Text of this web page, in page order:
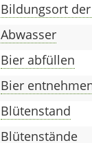
Bildungsort
Abwasser
Bier abfüllen
Bier
Blütenstand
Blütenstände